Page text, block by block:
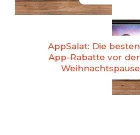
AppSalat: Die besten
App-Rabatte vor der
Weihnachtspause